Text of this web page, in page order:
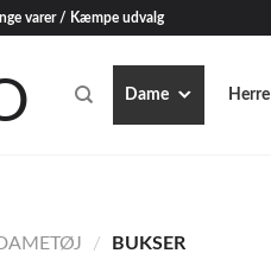
varer / Kæmpe udvalg
Dame Herre
/ BUKSER